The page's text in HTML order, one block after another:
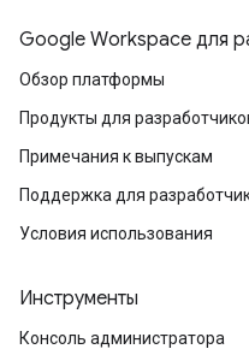
Google Workspace для
Обзор платформы
Продукты для
Примечания к выпускам
Поддержка для
Условия использования
Инструменты
Консоль администратора